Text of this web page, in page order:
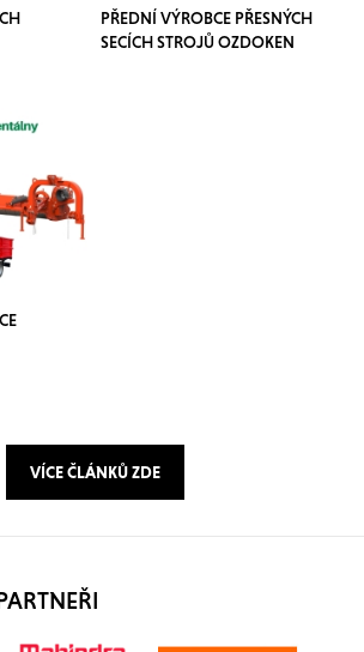
PŘEDNÍ VÝROBCE PŘESNÝCH
SECÍCH STROJŮ OZDOKEN
VÍCE ČLÁNKŮ ZDE